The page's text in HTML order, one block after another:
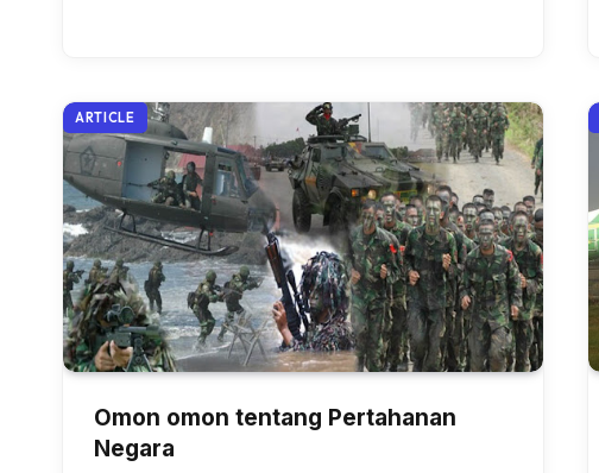
ARTICLE
Omon omon tentang Pertahanan
Negara